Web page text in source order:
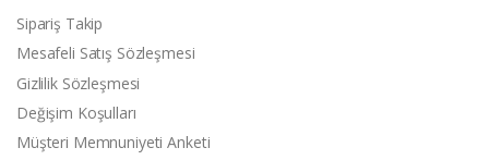
Sipariş Takip
Mesafeli Satış Sözleşmesi
Gizlilik Sözleşmesi
Değişim Koşulları
Müşteri Memnuniyeti Anketi